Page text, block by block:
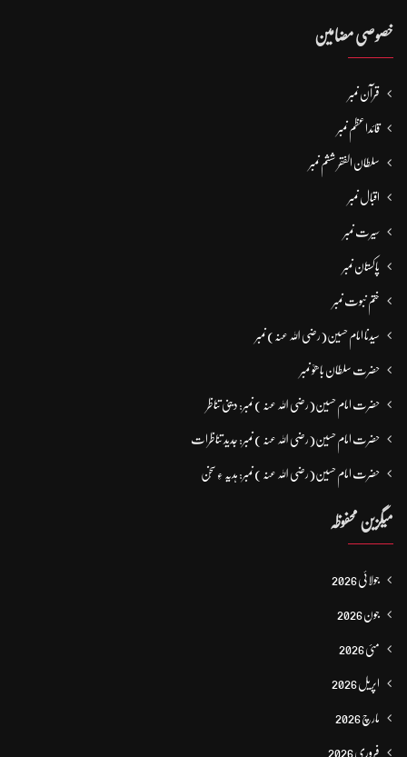
خصوصی مضامین
قرآن نمبر
قائداعظم نمبر
سلطان الفقر ششم نمبر
اقبال نمبر
سیرت نمبر
پاکستان نمبر
ختم نبوت نمبر
سیدنا امام حسین(رضی اللہ عنہ) نمبر
حضرت سلطان باھوؒ نمبر
حضرت امام حسین(رضی اللہ عنہ ) نمبر: دینی تناظر
حضرت امام حسین(رضی اللہ عنہ ) نمبر: جدید تناظرات
حضرت امام حسین(رضی اللہ عنہ ) نمبر: ہدیہ ءِ سُخن
میگزین محفوظہ
جولائی 2026
جون 2026
مئی 2026
اپریل 2026
مارچ 2026
فروری 2026